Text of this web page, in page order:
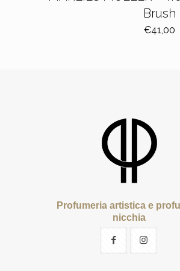
Brush
€41,00
Profumeria artistica e
nicchia